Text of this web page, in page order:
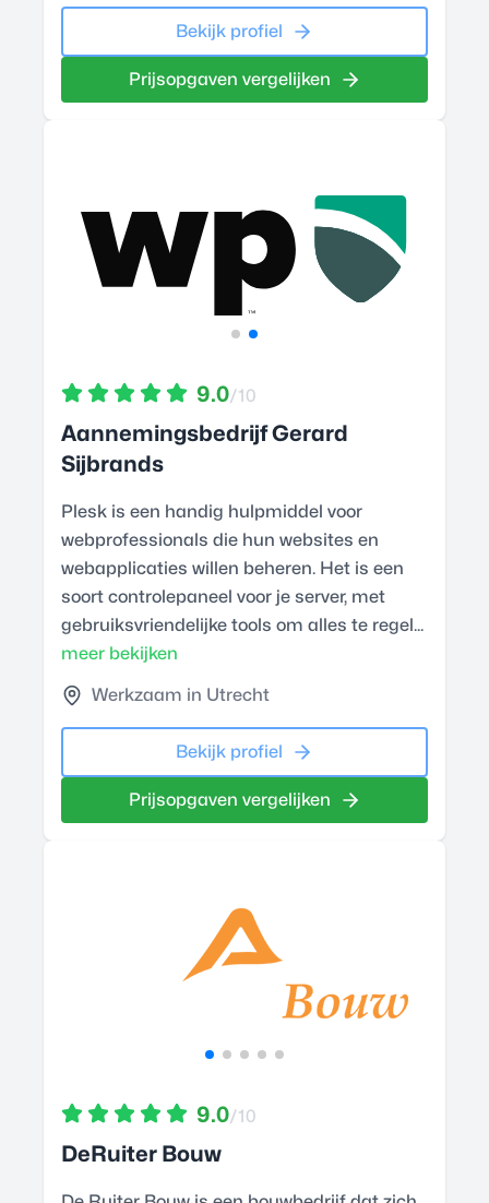
Bekijk profiel
Prijsopgaven vergelijken
9.0/10
Aannemingsbedrijf Gerard
Sijbrands
Plesk is een handig hulpmiddel voor
webprofessionals die hun websites en
webapplicaties willen beheren. Het is een
soort controlepaneel voor je server, met
gebruiksvriendelijke tools om alles te regel...
meer bekijken
Werkzaam in Utrecht
Bekijk profiel
Prijsopgaven vergelijken
9.0/10
DeRuiter Bouw